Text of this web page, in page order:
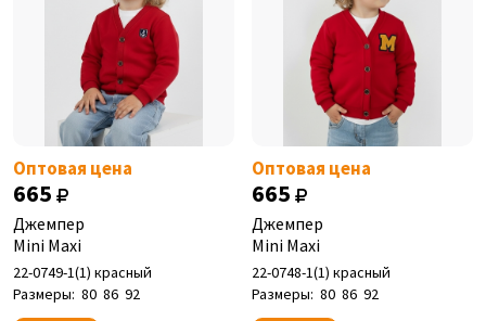
Оптовая цена
665
Джемпер
Mini Maxi
22-0749-1(1) красный
Размеры: 80 86 92
Оптовая цена
665
Джемпер
Mini Maxi
22-0748-1(1) красный
Размеры: 80 86 92